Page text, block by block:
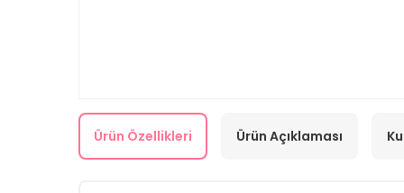
Ürün Özellikleri Ürün Açıklaması